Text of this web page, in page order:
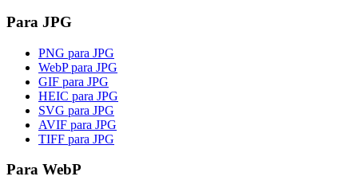
Para JPG
PNG para JPG
WebP para JPG
GIF para JPG
HEIC para JPG
SVG para JPG
AVIF para JPG
TIFF para JPG
Para WebP